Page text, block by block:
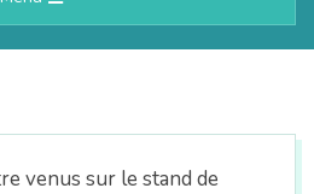
venus sur le stand de